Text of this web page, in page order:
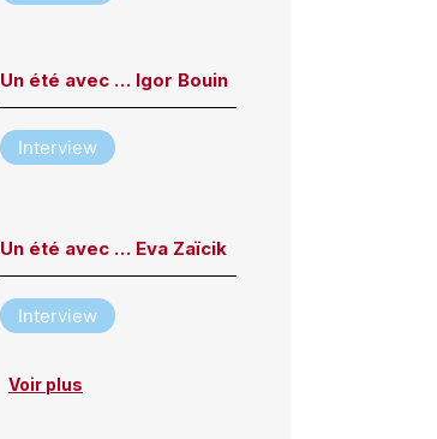
Un été avec … Igor Bouin
Interview
Un été avec … Eva Zaïcik
Interview
Voir plus